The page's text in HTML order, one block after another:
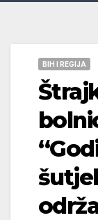
BIH I REGIJA